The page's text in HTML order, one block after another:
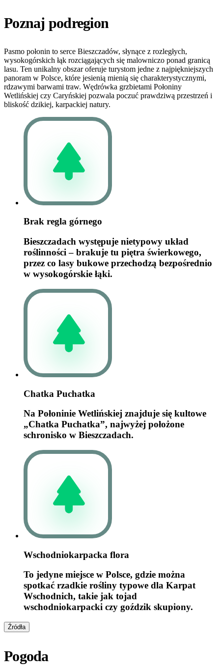
Poznaj podregion
Pasmo połonin to serce Bieszczadów, słynące z rozległych,
wysokogórskich łąk rozciągających się malowniczo ponad granicą
lasu. Ten unikalny obszar oferuje turystom jedne z najpiękniejszych
panoram w Polsce, które jesienią mienią się charakterystycznymi,
rdzawymi barwami traw. Wędrówka grzbietami Połoniny
Wetlińskiej czy Caryńskiej pozwala poczuć prawdziwą przestrzeń i
bliskość dzikiej, karpackiej natury.
Brak regla górnego
Bieszczadach występuje nietypowy układ
roślinności – brakuje tu piętra świerkowego,
przez co lasy bukowe przechodzą bezpośrednio
w wysokogórskie łąki.
Chatka Puchatka
Na Połoninie Wetlińskiej znajduje się kultowe
„Chatka Puchatka”, najwyżej położone
schronisko w Bieszczadach.
Wschodniokarpacka flora
To jedyne miejsce w Polsce, gdzie można
spotkać rzadkie rośliny typowe dla Karpat
Wschodnich, takie jak tojad
wschodniokarpacki czy goździk skupiony.
Źródła
Pogoda